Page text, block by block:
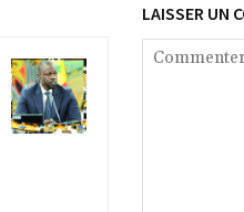
LAISSER UN